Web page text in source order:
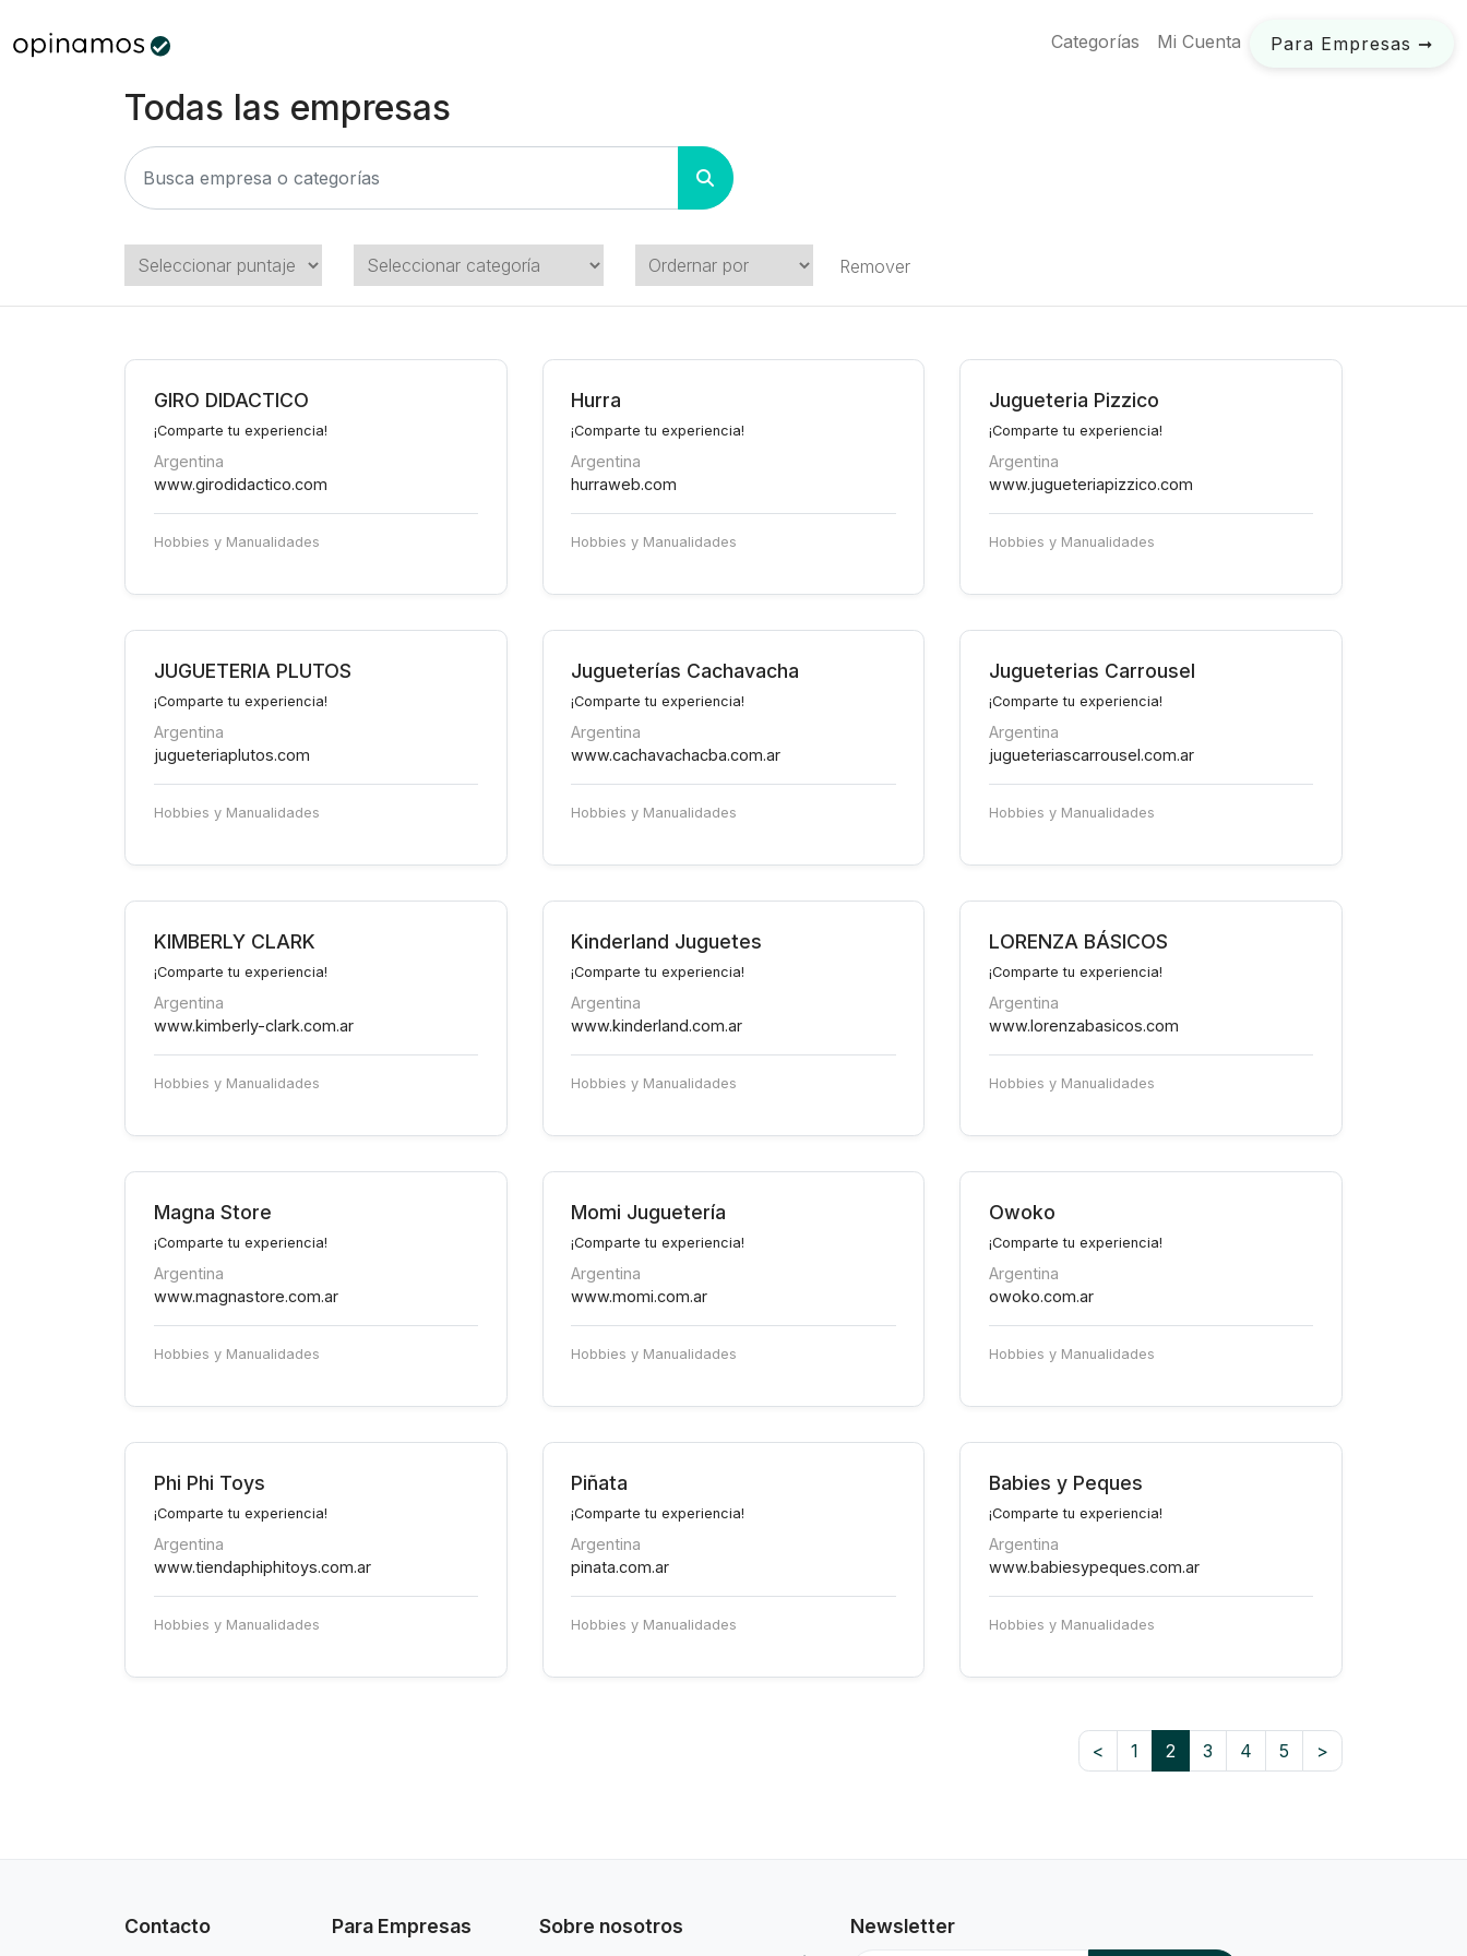
Categorías Mi Cuenta Para Empresas ➞
Todas las empresas
Remover
GIRO DIDACTICO
¡Comparte tu experiencia!
Argentina
www.girodidactico.com
Hobbies y Manualidades
Hurra
¡Comparte tu experiencia!
Argentina
hurraweb.com
Hobbies y Manualidades
Jugueteria Pizzico
¡Comparte tu experiencia!
Argentina
www.jugueteriapizzico.com
Hobbies y Manualidades
JUGUETERIA PLUTOS
¡Comparte tu experiencia!
Argentina
jugueteriaplutos.com
Hobbies y Manualidades
Jugueterías Cachavacha
¡Comparte tu experiencia!
Argentina
www.cachavachacba.com.ar
Hobbies y Manualidades
Jugueterias Carrousel
¡Comparte tu experiencia!
Argentina
jugueteriascarrousel.com.ar
Hobbies y Manualidades
KIMBERLY CLARK
¡Comparte tu experiencia!
Argentina
www.kimberly-clark.com.ar
Hobbies y Manualidades
Kinderland Juguetes
¡Comparte tu experiencia!
Argentina
www.kinderland.com.ar
Hobbies y Manualidades
LORENZA BÁSICOS
¡Comparte tu experiencia!
Argentina
www.lorenzabasicos.com
Hobbies y Manualidades
Magna Store
¡Comparte tu experiencia!
Argentina
www.magnastore.com.ar
Hobbies y Manualidades
Momi Juguetería
¡Comparte tu experiencia!
Argentina
www.momi.com.ar
Hobbies y Manualidades
Owoko
¡Comparte tu experiencia!
Argentina
owoko.com.ar
Hobbies y Manualidades
Phi Phi Toys
¡Comparte tu experiencia!
Argentina
www.tiendaphiphitoys.com.ar
Hobbies y Manualidades
Piñata
¡Comparte tu experiencia!
Argentina
pinata.com.ar
Hobbies y Manualidades
Babies y Peques
¡Comparte tu experiencia!
Argentina
www.babiesypeques.com.ar
Hobbies y Manualidades
< 1 2 3 4 5 >
Contacto Para Empresas Sobre nosotros Newsletter